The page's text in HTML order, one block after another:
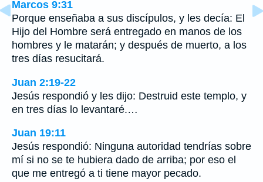
Marcos 9:31
Porque enseñaba a sus discípulos, y les decía: El
Hijo del Hombre será entregado en manos de los
hombres y le matarán; y después de muerto, a los
tres días resucitará.
Juan 2:19-22
Jesús respondió y les dijo: Destruid este templo, y
en tres días lo levantaré.…
Juan 19:11
Jesús respondió: Ninguna autoridad tendrías sobre
mí si no se te hubiera dado de arriba; por eso el
que me entregó a ti tiene mayor pecado.